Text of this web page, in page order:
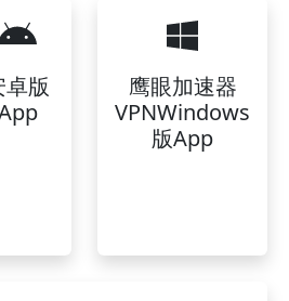
卓版
鹰眼加速器
VPNWindows
版App